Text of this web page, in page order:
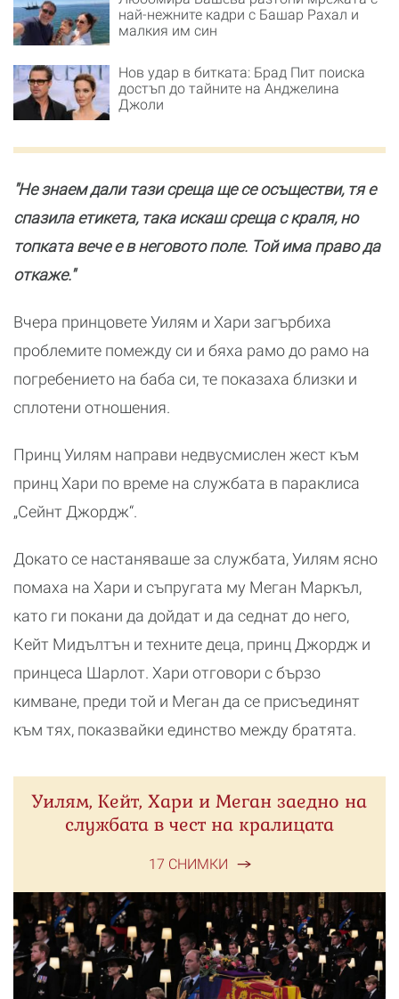
най-нежните кадри с Башар Рахал и
малкия им син
Нов удар в битката: Брад Пит поиска
достъп до тайните на Анджелина
Джоли
"Не знаем дали тази среща ще се осъществи, тя е
спазила етикета, така искаш среща с краля, но
топката вече е в неговото поле. Той има право да
откаже."
Вчера принцовете Уилям и Хари загърбиха
проблемите помежду си и бяха рамо до рамо на
погребението на баба си, те показаха близки и
сплотени отношения.
Принц Уилям направи недвусмислен жест към
принц Хари по време на службата в параклиса
„Сейнт Джордж“.
Докато се настаняваше за службата, Уилям ясно
помаха на Хари и съпругата му Меган Маркъл,
като ги покани да дойдат и да седнат до него,
Кейт Мидълтън и техните деца, принц Джордж и
принцеса Шарлот. Хари отговори с бързо
кимване, преди той и Меган да се присъединят
към тях, показвайки единство между братята.
Уилям, Кейт, Хари и Меган заедно на
службата в чест на кралицата
17 СНИМКИ